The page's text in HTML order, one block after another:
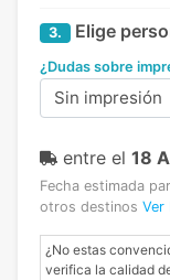
3. Elige
¿Dudas sobre
Sin impresión
entre el 18
Fecha estimada
otros destinos Ver
¿No estas
verifica la calidad